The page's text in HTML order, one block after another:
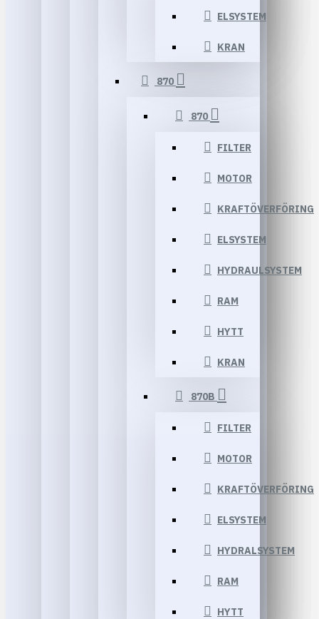
ELSYSTEM
KRAN
870
870
FILTER
MOTOR
KRAFTÖVERFÖRING
ELSYSTEM
HYDRAULSYSTEM
RAM
HYTT
KRAN
870B
FILTER
MOTOR
KRAFTÖVERFÖRING
ELSYSTEM
HYDRALSYSTEM
RAM
HYTT